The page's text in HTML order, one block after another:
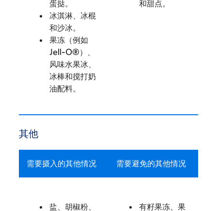
蛋挞。
冰淇淋、冰棍
和沙冰。
果冻（例如
Jell-O®）、
风味水果冰、
冰棒和搅打奶
油配料。
和甜点。
其他
需要摄入的其他情况 需要避免的其他情况
盐、胡椒粉、
有籽果冻、果